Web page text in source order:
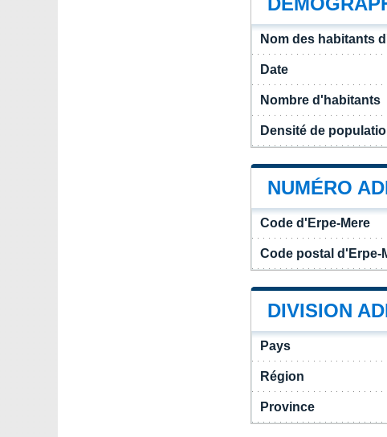
Nom des habitants
Date
Nombre d'habitants
Densité de
NUMÉRO
Code d'Erpe-Mere
Code postal d'Erpe-
DIVISION
Pays
Région
Province